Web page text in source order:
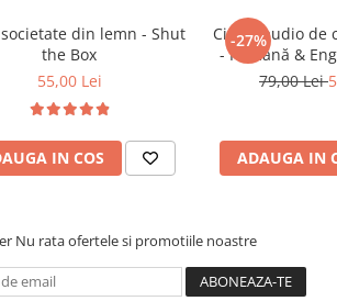
societate din lemn - Shut
the Box
55,00 Lei
IN COS
-27%
Cititor audio de
- Română &
(224 carduri /
79,00 Lei
ADAUGA IN
Nu rata ofertele si promotiile noastre